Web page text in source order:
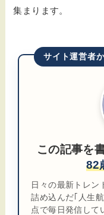
集まります。
サイト運営者
この記事を
82
日々の最新トレン
詰め込んだ｢人生
点で毎日発信して